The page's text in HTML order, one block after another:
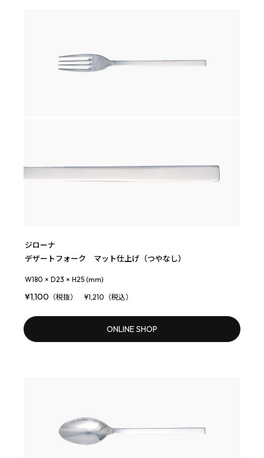
ジローナ
デザートフォーク マット仕上げ（つやなし）
W180 × D23 × H25 (mm)
¥1,100 （税抜） ¥1,210（税込）
ONLINE SHOP